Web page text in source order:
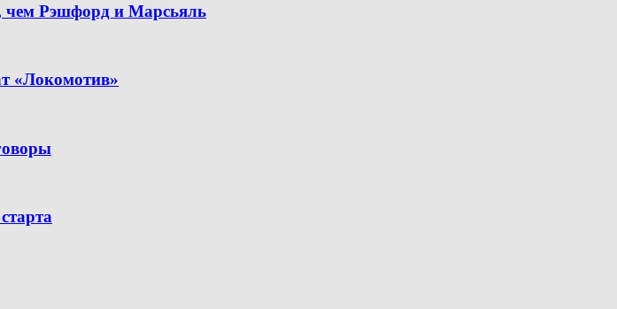
чем Рэшфорд и Марсьяль
«Локомотив»